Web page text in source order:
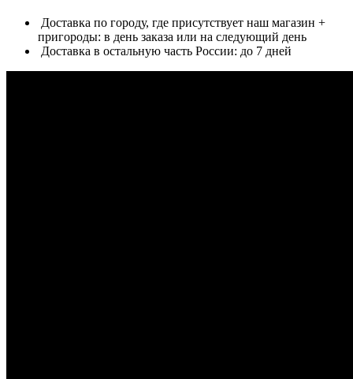
Доставка по городу, где присутствует наш магазин +
пригороды: в день заказа или на следующий день
Доставка в остальную часть России: до 7 дней